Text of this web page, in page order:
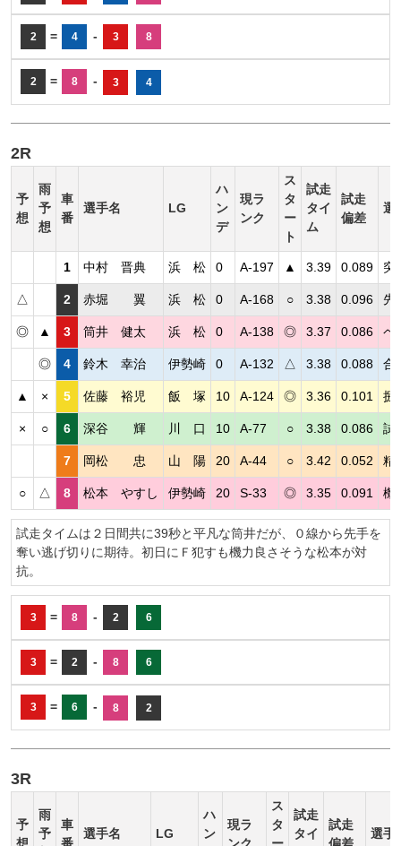
2 = 4 - 3 8
2 = 8 - 3 4
2R
予
想
雨
予
想
車
番
選手名 LG
ハ
ン
デ
現ラ
ンク
ス
タ
ー
ト
試走
タイ
ム
試走
偏差
選
1 中村 晋典 浜 松 0 A-197 ▲ 3.39 0.089 突
△ 2 赤堀 翼 浜 松 0 A-168 ○ 3.38 0.096 先
◎ ▲ 3 筒井 健太 浜 松 0 A-138 ◎ 3.37 0.086 ペ
◎ 4 鈴木 幸治 伊勢崎 0 A-132 △ 3.38 0.088 合
▲ × 5 佐藤 裕児 飯 塚 10 A-124 ◎ 3.36 0.101 捌
× ○ 6 深谷 輝 川 口 10 A-77 ○ 3.38 0.086 試
7 岡松 忠 山 陽 20 A-44 ○ 3.42 0.052 精
○ △ 8 松本 やすし 伊勢崎 20 S-33 ◎ 3.35 0.091 機
試走タイムは２日間共に39秒と平凡な筒井だが、０線から先手を
奪い逃げ切りに期待。初日にＦ犯すも機力良さそうな松本が対
抗。
3 = 8 - 2 6
3 = 2 - 8 6
3 = 6 - 8 2
3R
予
想
雨
予
車
番
選手名 LG
ハ
ン
現ラ
ンク
ス
タ
ー
試走
タイ
試走
偏差
選手